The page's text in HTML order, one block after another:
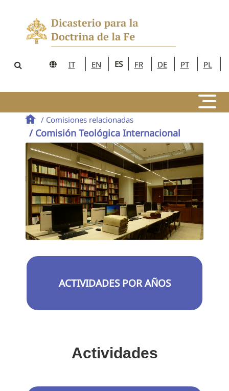
IT EN ES FR DE PT PL
/ Comisiones relacionadas
/ Comisión Teológica Internacional
ACTIVIDADES POR AÑOS
Actividades